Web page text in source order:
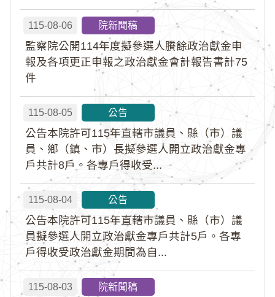
115-08-06 院新聞稿
監察院公開114年度擬參選人賸餘政治獻金申
報及各項更正申報之政治獻金會計報告書計75
件
115-08-05 公告
公告本院許可115年直轄市議員、縣（市）議
員、鄉（鎮、市）長擬參選人開立政治獻金專
戶共計8戶。各專戶得收受...
115-08-04 公告
公告本院許可115年直轄市議員、縣（市）議
員擬參選人開立政治獻金專戶共計5戶。各專
戶得收受政治獻金期間為自...
115-08-03 院新聞稿